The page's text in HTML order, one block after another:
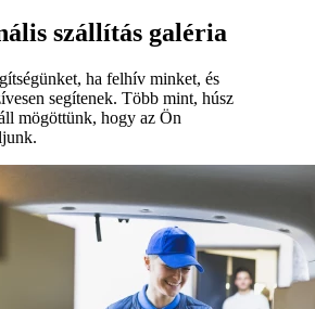
szállítás galéria
ha felhív minket, és
segítenek. Több mint, húsz
mögöttünk, hogy az Ön